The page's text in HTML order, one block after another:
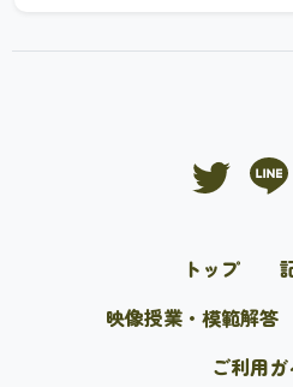
トップ
映像授業・模範解答
ご利用